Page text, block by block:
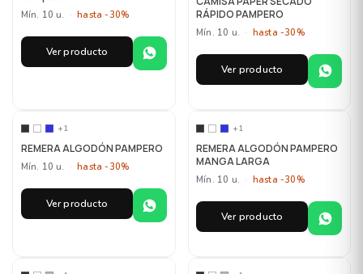
Mín. 10 u. · hasta -30%
Ver producto
RÁPIDO PAMPERO
Mín. 10 u. · hasta -30%
Ver producto
+1
REMERA ALGODÓN PAMPERO
Mín. 10 u. · hasta -30%
Ver producto
+1
REMERA ALGODÓN PAMPERO
MANGA LARGA
Mín. 10 u. · hasta -30%
Ver producto